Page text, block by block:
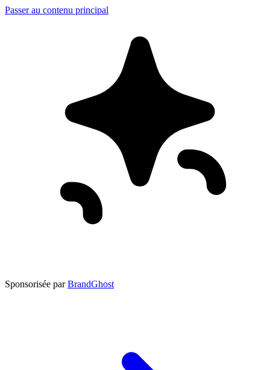
Passer au contenu principal
Sponsorisée par BrandGhost